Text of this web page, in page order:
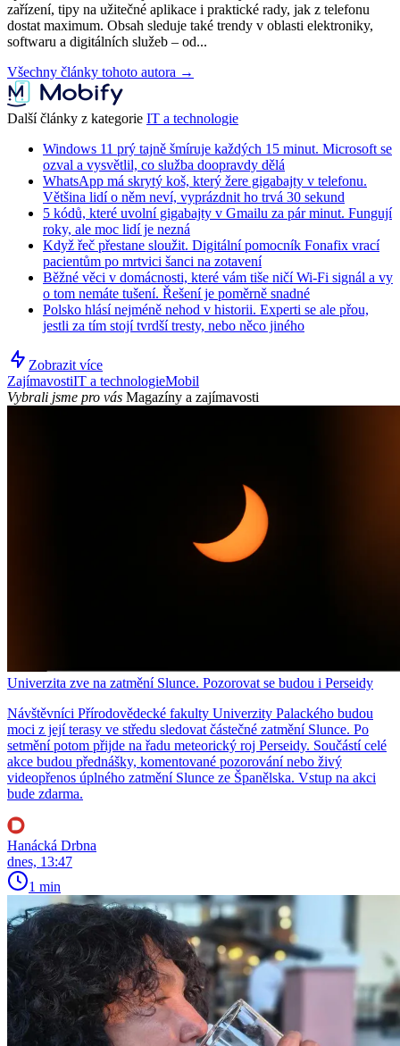
zařízení, tipy na užitečné aplikace i praktické rady, jak z telefonu
dostat maximum. Obsah sleduje také trendy v oblasti elektroniky,
softwaru a digitálních služeb – od...
Všechny články tohoto autora →
Další články z kategorie IT a technologie
Windows 11 prý tajně šmíruje každých 15 minut. Microsoft se
ozval a vysvětlil, co služba doopravdy dělá
WhatsApp má skrytý koš, který žere gigabajty v telefonu.
Většina lidí o něm neví, vyprázdnit ho trvá 30 sekund
5 kódů, které uvolní gigabajty v Gmailu za pár minut. Fungují
roky, ale moc lidí je nezná
Když řeč přestane sloužit. Digitální pomocník Fonafix vrací
pacientům po mrtvici šanci na zotavení
Běžné věci v domácnosti, které vám tiše ničí Wi-Fi signál a vy
o tom nemáte tušení. Řešení je poměrně snadné
Polsko hlásí nejméně nehod v historii. Experti se ale přou,
jestli za tím stojí tvrdší tresty, nebo něco jiného
Zobrazit více
ZajímavostiIT a technologieMobil
Vybrali jsme pro vás Magazíny a zajímavosti
Univerzita zve na zatmění Slunce. Pozorovat se budou i Perseidy
Návštěvníci Přírodovědecké fakulty Univerzity Palackého budou
moci z její terasy ve středu sledovat částečné zatmění Slunce. Po
setmění potom přijde na řadu meteorický roj Perseidy. Součástí celé
akce budou přednášky, komentované pozorování nebo živý
videopřenos úplného zatmění Slunce ze Španělska. Vstup na akci
bude zdarma.
Hanácká Drbna
dnes, 13:47
1 min